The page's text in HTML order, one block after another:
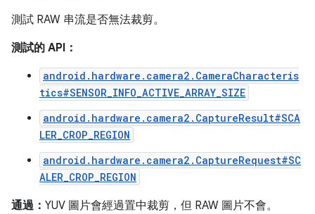
測試 RAW 串流是否無法裁剪。
測試的 API：
android.hardware.camera2.CameraCharacteris
tics#SENSOR_INFO_ACTIVE_ARRAY_SIZE
android.hardware.camera2.CaptureResult#SCA
LER_CROP_REGION
android.hardware.camera2.CaptureRequest#SC
ALER_CROP_REGION
通過： YUV 圖片會經過置中裁剪，但 RAW 圖片不會。